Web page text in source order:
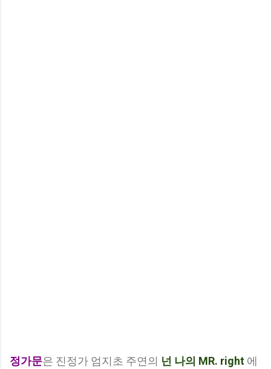
정가문은 진정가 엄지초 주연의 넌 나의 MR. right 에